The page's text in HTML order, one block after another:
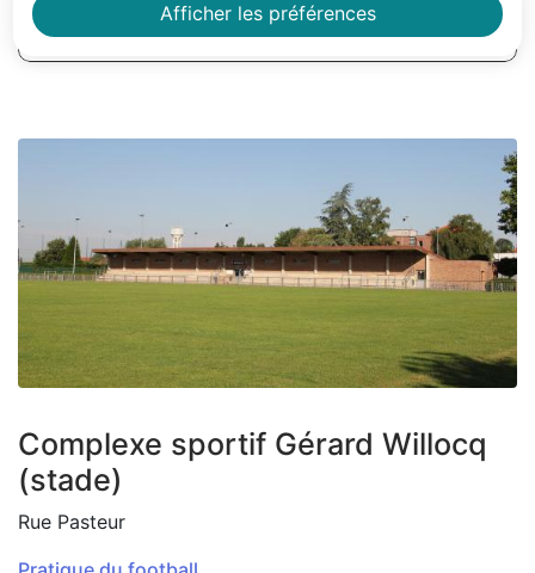
Afficher les préférences
Complexe sportif Gérard Willocq
(stade)
Rue Pasteur